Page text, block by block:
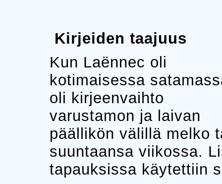
Kirjeiden taajuus
Kun Laënnec oli
kotimaisessa
oli kirjeenvaihto
varustamon ja laivan
päällikön välillä melko
suuntaansa viikossa.
tapauksissa käytettiin